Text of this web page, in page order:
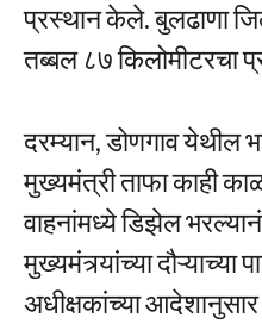
प्रस्थान केले. बुलढाणा
तब्बल ८७ किलोमीटरचा
दरम्यान, डोणगाव येथील
मुख्यमंत्री ताफा काही
वाहनांमध्ये डिझेल
मुख्यमंत्र्यांच्या दौऱ्याच्या
अधीक्षकांच्या आदेशानुसार